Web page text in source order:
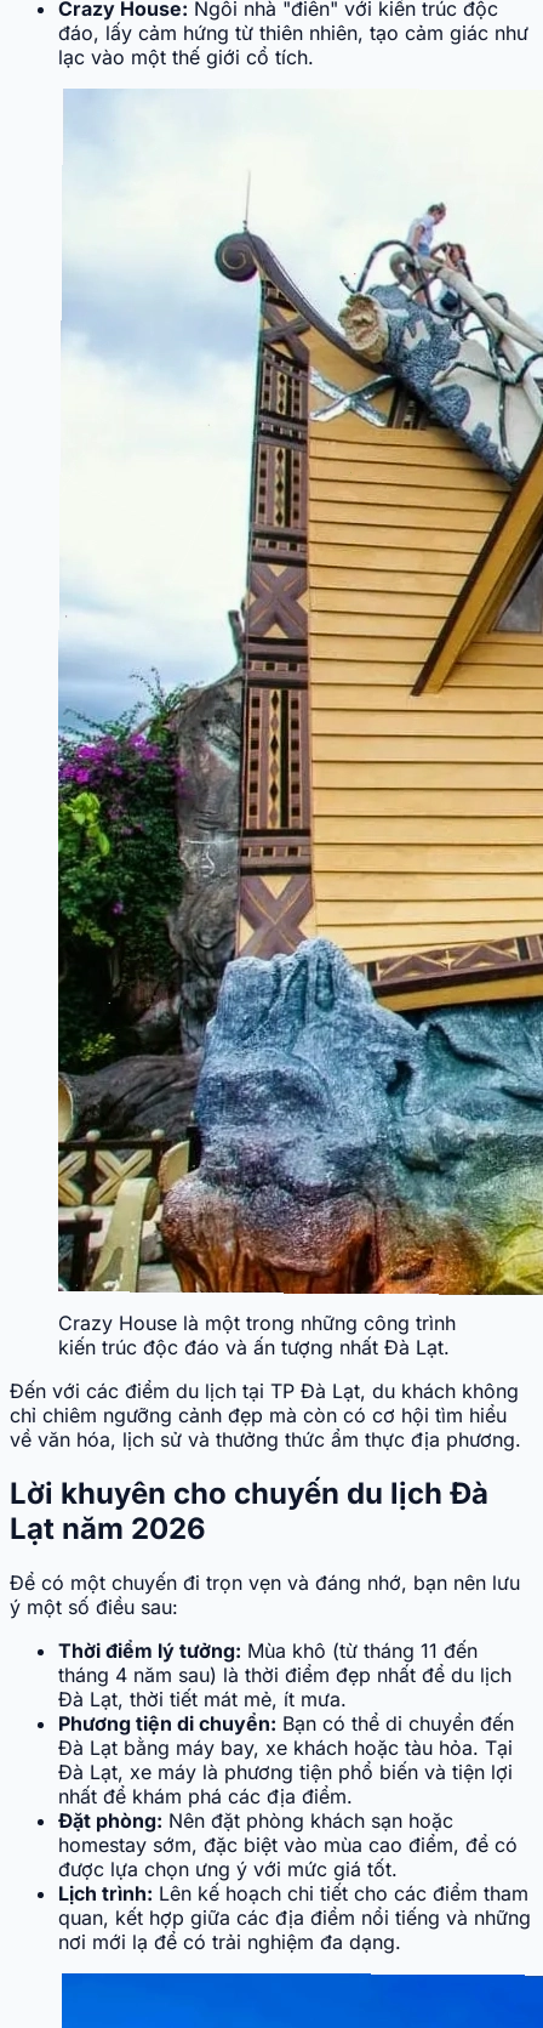
Crazy House: Ngôi nhà "điên" với kiến trúc độc
đáo, lấy cảm hứng từ thiên nhiên, tạo cảm giác như
lạc vào một thế giới cổ tích.
Crazy House là một trong những công trình
kiến trúc độc đáo và ấn tượng nhất Đà Lạt.
Đến với các điểm du lịch tại TP Đà Lạt, du khách không
chỉ chiêm ngưỡng cảnh đẹp mà còn có cơ hội tìm hiểu
về văn hóa, lịch sử và thưởng thức ẩm thực địa phương.
Lời khuyên cho chuyến du lịch Đà
Lạt năm 2026
Để có một chuyến đi trọn vẹn và đáng nhớ, bạn nên lưu
ý một số điều sau:
Thời điểm lý tưởng: Mùa khô (từ tháng 11 đến
tháng 4 năm sau) là thời điểm đẹp nhất để du lịch
Đà Lạt, thời tiết mát mẻ, ít mưa.
Phương tiện di chuyển: Bạn có thể di chuyển đến
Đà Lạt bằng máy bay, xe khách hoặc tàu hỏa. Tại
Đà Lạt, xe máy là phương tiện phổ biến và tiện lợi
nhất để khám phá các địa điểm.
Đặt phòng: Nên đặt phòng khách sạn hoặc
homestay sớm, đặc biệt vào mùa cao điểm, để có
được lựa chọn ưng ý với mức giá tốt.
Lịch trình: Lên kế hoạch chi tiết cho các điểm tham
quan, kết hợp giữa các địa điểm nổi tiếng và những
nơi mới lạ để có trải nghiệm đa dạng.